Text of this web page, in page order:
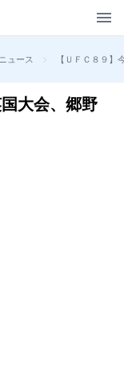
ュース > 【ＵＦＣ８９
大会、郷野